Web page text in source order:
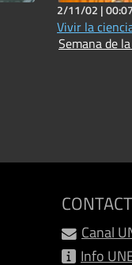
2/11/02 |
Vivir la
Semana de
Canal
Info